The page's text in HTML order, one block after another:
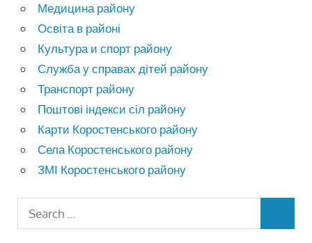
Медицина району
Освіта в районі
Культура и спорт району
Служба у справах дітей району
Транспорт району
Поштові індекси сіл району
Карти Коростенського району
Села Коростенського району
ЗМІ Коростенського району